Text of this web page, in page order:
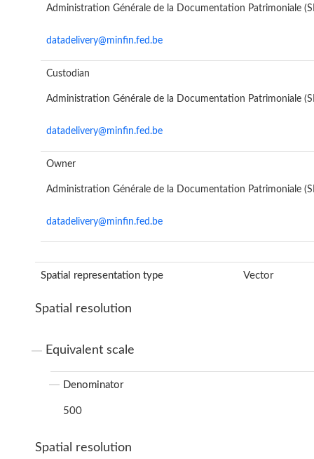
Administration Générale de la Documentation Patrimoniale
datadelivery@minfin.fed.be
Custodian
Administration Générale de la Documentation Patrimoniale
datadelivery@minfin.fed.be
Owner
Administration Générale de la Documentation Patrimoniale
datadelivery@minfin.fed.be
Spatial representation type Vector
Spatial resolution
Equivalent scale
Denominator
500
Spatial resolution